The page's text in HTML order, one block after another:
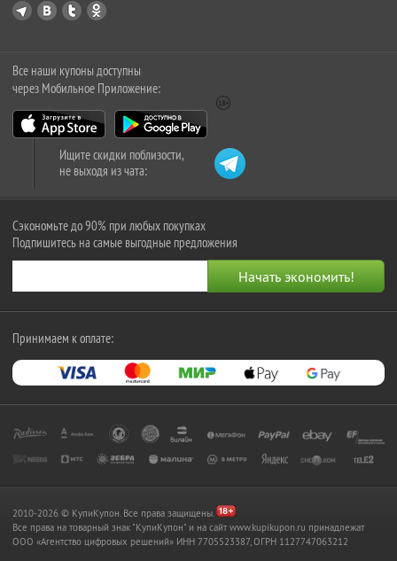
Все наши купоны доступны
через Мобильное Приложение:
Ищите скидки поблизости,
не выходя из чата:
Сэкономьте до 90% при любых покупках
Подпишитесь на самые выгодные предложения
Принимаем к оплате:
2010-2026 © КупиКупон. Все права защищены.
Все права на товарный знак "КупиКупон" и на сайт www.kupikupon.ru принадлежат
OOO «Агентство цифровых решений» ИНН 7705523387, ОГРН 1127747063212